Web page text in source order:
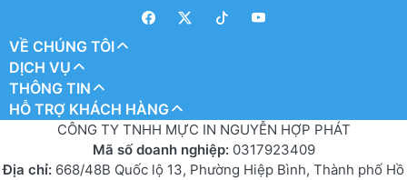
VỀ CHÚNG TÔI
DỊCH VỤ
THÔNG TIN
HỖ TRỢ KHÁCH HÀNG
CÔNG TY TNHH MỰC IN NGUYỄN HỢP PHÁT
Mã số doanh nghiệp: 0317923409
Địa chỉ: 668/48B Quốc lộ 13, Phường Hiệp Bình, Thành phố Hồ